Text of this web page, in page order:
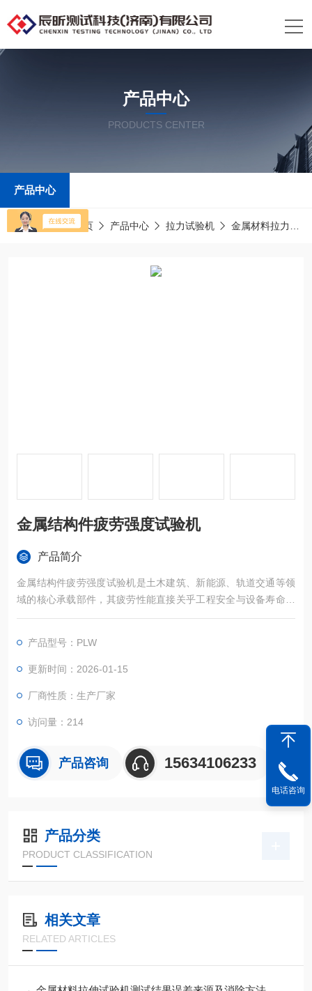
产品中心
PRODUCTS CENTER
产品中心
当前位置：首页 产品中心 拉力试验机 金属材料拉力试验机
金属结构件疲劳强度试验机
产品简介
金属结构件疲劳强度试验机是土木建筑、新能源、轨道交通等领
域的核心承载部件，其疲劳性能直接关乎工程安全与设备寿命。
专为循环载荷测试而生，适配桥梁钢构、风电法兰、工程机械臂
极限等核心数据，为产品设计、寿命评估及质量管控提供支撑。
产品型号：PLW
更新时间：2026-01-15
厂商性质：生产厂家
访问量：214
产品咨询 15634106233
产品分类
PRODUCT CLASSIFICATION
相关文章
RELATED ARTICLES
电话咨询